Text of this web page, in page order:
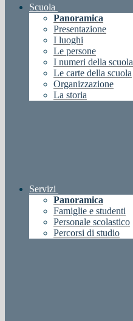
Scuola
Panoramica
Presentazione
I luoghi
Le persone
I numeri della scuola
Le carte della scuola
Organizzazione
La storia
Servizi
Panoramica
Famiglie e studenti
Personale scolastico
Percorsi di studio